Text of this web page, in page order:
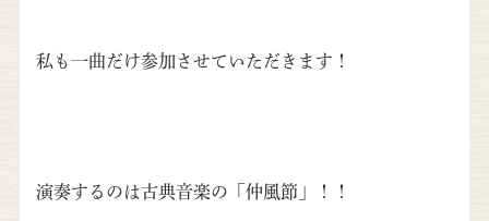
私も一曲だけ参加させていただきます！
演奏するのは古典音楽の「仲風節」！！